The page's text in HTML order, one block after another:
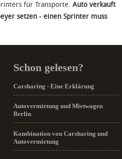
für Transporte. Auto verkauft
setzen - einen Sprinter muss
Schon gelesen?
Carsharing - Eine Erklärung
Autovermietung und Mietwagen
Berlin
Kombination von Carsharing und
Autovermietung